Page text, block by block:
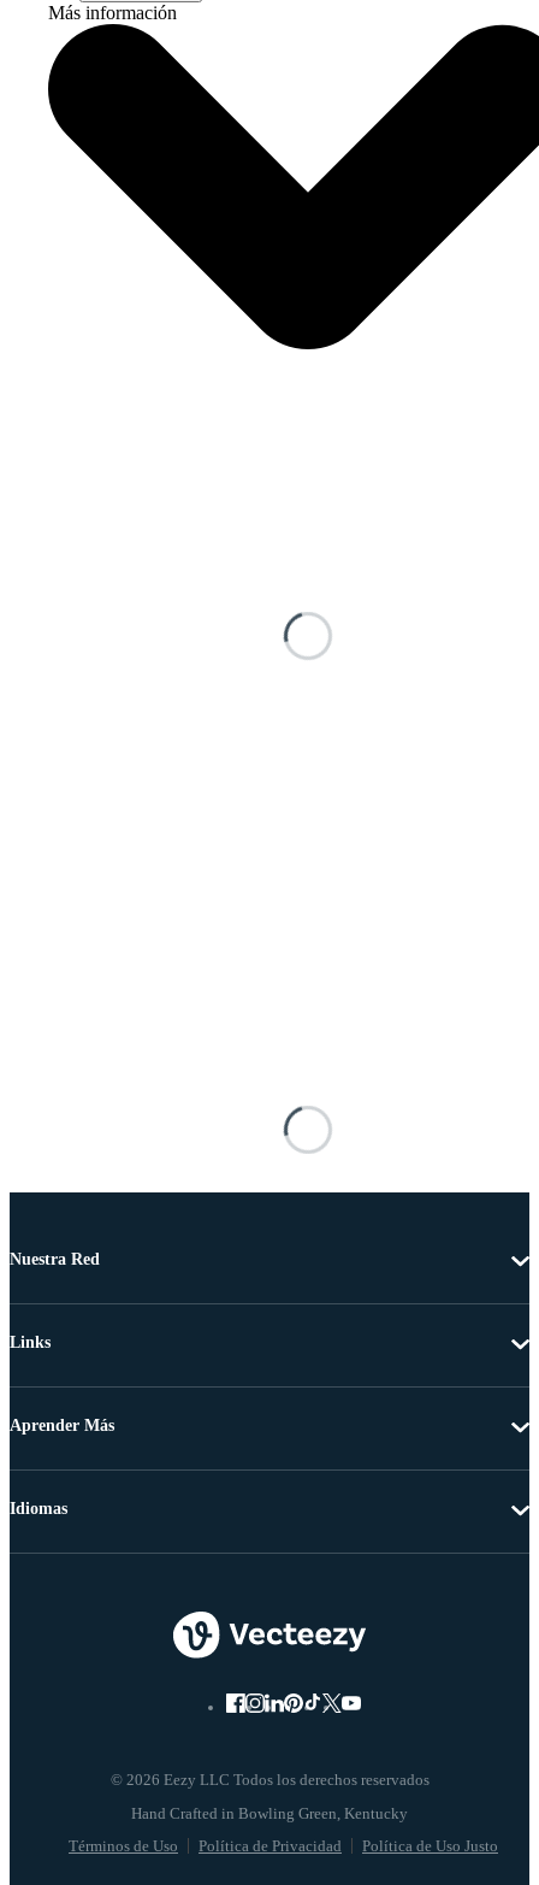
Más información
Nuestra Red
Links
Aprender Más
© 2026 Eezy LLC Todos los derechos reservados
Términos de Uso Política de Privacidad Política de Uso Justo
Idiomas